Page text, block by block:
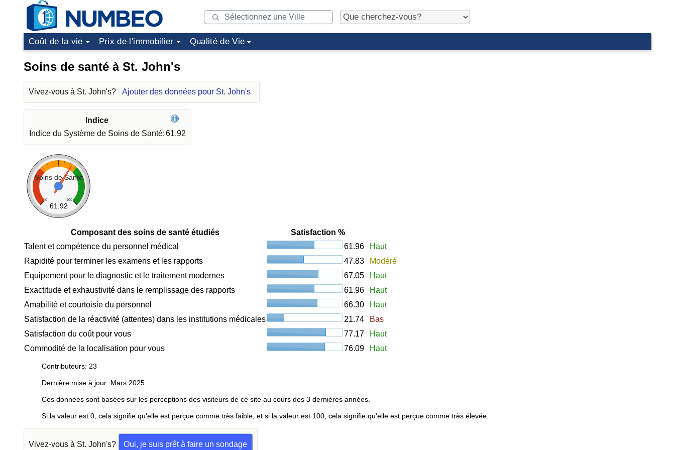
Coût de la vie Prix de l'immobilier Qualité de Vie
Soins de santé à St. John's
Vivez-vous à St. John's? Ajouter des données pour St. John's
Indice
Indice du Système de Soins de Santé:61,92
Soins de Santé
0 100
61.92
Composant des soins de santé étudiés
Satisfaction %
Talent et compétence du personnel médical
61.96
Haut
Rapidité pour terminer les examens et les rapports
47.83
Modéré
Equipement pour le diagnostic et le traitement modernes
67.05
Haut
Exactitude et exhaustivité dans le remplissage des rapports
61.96
Haut
Amabilité et courtoisie du personnel
66.30
Haut
Satisfaction de la réactivité (attentes) dans les institutions médicales
21.74
Bas
Satisfaction du coût pour vous
77.17
Haut
Commodité de la localisation pour vous
76.09 Haut
Contributeurs: 23
Dernière mise à jour: Mars 2025
Ces données sont basées sur les perceptions des visiteurs de ce site au cours des 3 dernières années.
Si la valeur est 0, cela signifie qu'elle est perçue comme très faible, et si la valeur est 100, cela signifie qu'elle est perçue comme très élevée.
Vivez-vous à St. John's? Oui, je suis prêt à faire un sondage